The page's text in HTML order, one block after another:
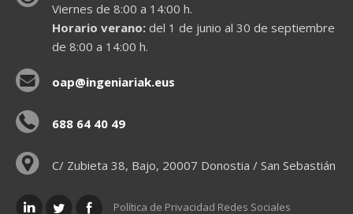
Viernes de 8:00 a 14:00 h.
Horario verano:del 1 de junio al 30 de septiembre
de 8:00 a 14:00 h.
oap@ingeniariak.eus
688 64 40 49
C/ Zubieta 38, Bajo, 20007 Donostia / San Sebastián
Política de Privacidad Redes Sociales